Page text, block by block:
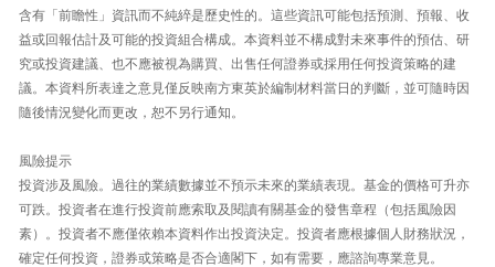
含有「前瞻性」資訊而不純綷是歷史性的。這些資訊可能包括預測、預報、收
益或回報估計及可能的投資組合構成。本資料並不構成對未來事件的預估、研
究或投資建議、也不應被視為購買、出售任何證券或採用任何投資策略的建
議。本資料所表達之意見僅反映南方東英於編制材料當日的判斷，並可隨時因
隨後情況變化而更改，恕不另行通知。
風險提示
投資涉及風險。過往的業績數據並不預示未來的業績表現。基金的價格可升亦
可跌。投資者在進行投資前應索取及閱讀有關基金的發售章程（包括風險因
素）。投資者不應僅依賴本資料作出投資決定。投資者應根據個人財務狀況，
確定任何投資，證券或策略是否合適閣下，如有需要，應諮詢專業意見。